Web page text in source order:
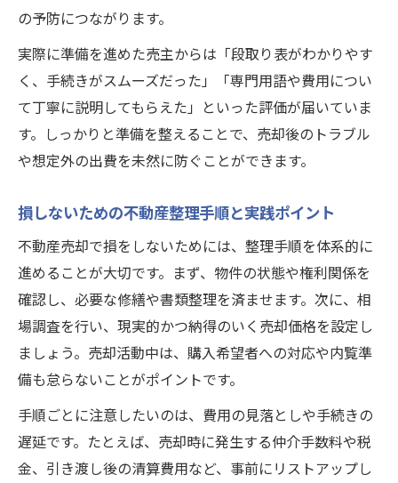
の予防につながります。
実際に準備を進めた売主からは「段取り表がわかりやす
く、手続きがスムーズだった」「専門用語や費用につい
て丁寧に説明してもらえた」といった評価が届いていま
す。しっかりと準備を整えることで、売却後のトラブル
や想定外の出費を未然に防ぐことができます。
損しないための不動産整理手順と実践ポイント
不動産売却で損をしないためには、整理手順を体系的に
進めることが大切です。まず、物件の状態や権利関係を
確認し、必要な修繕や書類整理を済ませます。次に、相
場調査を行い、現実的かつ納得のいく売却価格を設定し
ましょう。売却活動中は、購入希望者への対応や内覧準
備も怠らないことがポイントです。
手順ごとに注意したいのは、費用の見落としや手続きの
遅延です。たとえば、売却時に発生する仲介手数料や税
金、引き渡し後の清算費用など、事前にリストアップし